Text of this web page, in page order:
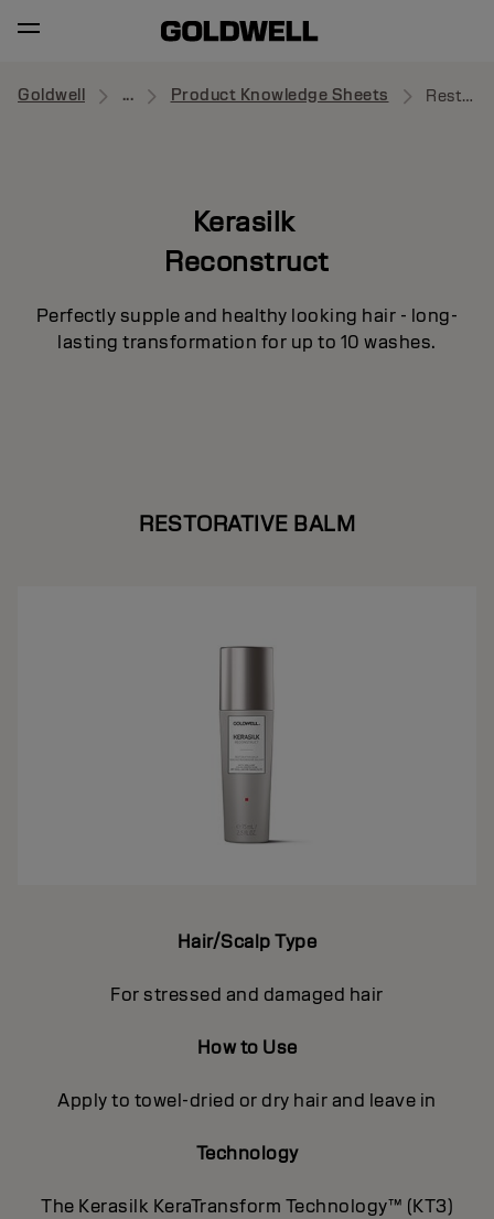
Goldwell ... Product Knowledge Sheets Restorative Balm
Kerasilk
Reconstruct
Perfectly supple and healthy looking hair - long-
lasting transformation for up to 10 washes.
RESTORATIVE BALM
Hair/Scalp Type
For stressed and damaged hair
How to Use
Apply to towel-dried or dry hair and leave in
Technology
The Kerasilk KeraTransform Technology™ (KT3)